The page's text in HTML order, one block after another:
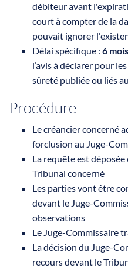
débiteur avant
court à compter de la
pouvait ignorer
Délai spécifique : 6 mois
l’avis à déclarer pour
sûreté publiée ou liés
Procédure
Le créancier concerné
forclusion au Juge-
La requête est
Tribunal concerné
Les parties vont être
devant le Juge-
observations
Le Juge-Commissaire
La décision du Juge-
recours devant le